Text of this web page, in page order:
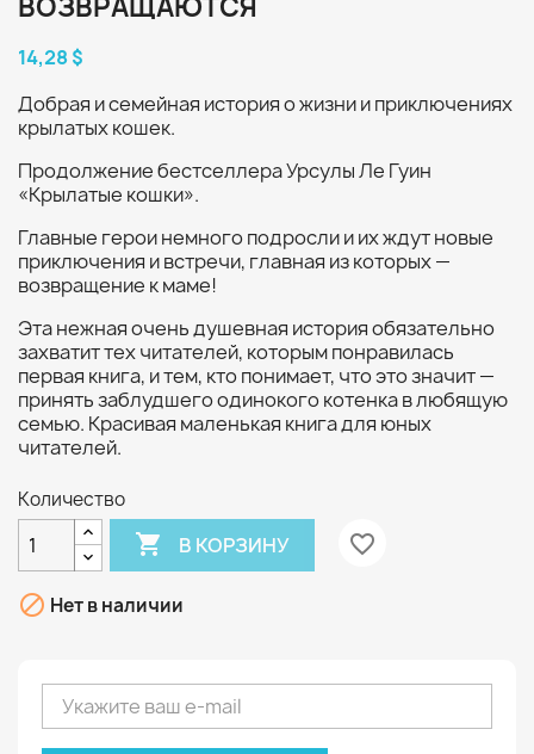
ВОЗВРАЩАЮТСЯ
14,28 $
Добрая и семейная история о жизни и приключениях
крылатых кошек.
Продолжение бестселлера Урсулы Ле Гуин
«Крылатые кошки».
Главные герои немного подросли и их ждут новые
приключения и встречи, главная из которых —
возвращение к маме!
Эта нежная очень душевная история обязательно
захватит тех читателей, которым понравилась
первая книга, и тем, кто понимает, что это значит —
принять заблудшего одинокого котенка в любящую
семью. Красивая маленькая книга для юных
читателей.
Количество
 В КОРЗИНУ favorite_border
 Нет в наличии